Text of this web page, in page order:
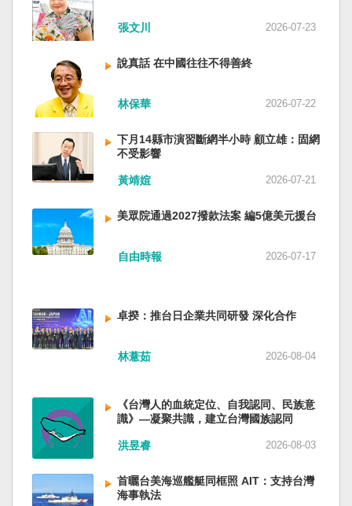
近平思想嗎？ 最後一句是「會議還研究了其他事
項。」這是每次外媒最感興趣的問題，那就是人
洗了多少人？這為習近平的進一步獨裁和二十一
大續任鋪平道路。據統計，過去一年，已有十九
名中央委員被官方宣布落馬或罷免全國人大代表
職務。另外還有「失蹤」者。總共接近三十人。
領銜的是兩名政治局委員：軍委副主席張又俠與
新疆黨委書記馬興瑞。 軍方還有原中央軍委副主
席何衛東、原軍委委員兼聯合參謀部參謀長劉振
立、原軍委政治工作部主任苗華、前信息支援部
備發展部部長許學強、前西部戰區政委李鳳彪、
前空軍政委郭普校、前東部戰區政委劉青松、前
南部戰區司令員吳亞男、前南部戰區政委王文
委鍾紹軍等。 黨政系統部分，前廣西政府主席藍
天立、前內蒙古政府主席王莉霞、前中國證監會
主席易會滿、前內蒙古黨委書記孫紹騁、前浙江
省委書記易煉紅、前應急管理部部長王祥喜、前
信部部長金壯龍、前中央軍民融合辦常務副主任
雷凡培，都是被不正常免職。 最新的河北黨書記
倪岳峰「另有任用」，應該是與德國之聲與紐約
時報披露張家口對海外人士動態控制平台被登錄
安？ （作者林保華為資深時事評論員）
張文川 2026-07-23
說真話 在中國往往不得善終
林保華 2026-07-22
下月14縣市演習斷網半小時 顧立雄：固網
不受影響
黃靖媗 2026-07-21
美眾院通過2027撥款法案 編5億美元援台
自由時報 2026-07-17
卓揆：推台日企業共同研發 深化合作
林薏茹 2026-08-04
《台灣人的血統定位、自我認同、民族意
識》—凝聚共識，建立台灣國族認同
洪昱睿 2026-08-03
首曬台美海巡艦艇同框照 AIT：支持台灣
海事執法